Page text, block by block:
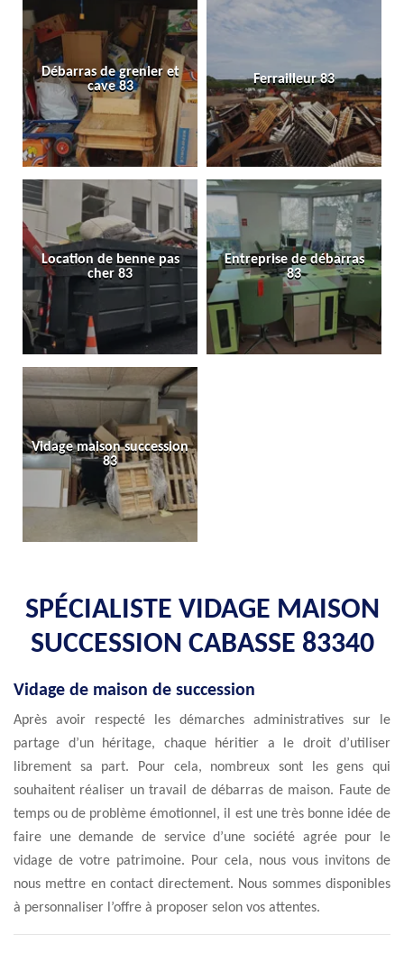
Débarras de grenier et
cave 83
Ferrailleur 83
Location de benne pas
cher 83
Entreprise de débarras
83
Vidage maison succession
83
SPÉCIALISTE VIDAGE MAISON
SUCCESSION CABASSE 83340
Vidage de maison de succession
Après avoir respecté les démarches administratives sur le
partage d’un héritage, chaque héritier a le droit d’utiliser
librement sa part. Pour cela, nombreux sont les gens qui
souhaitent réaliser un travail de débarras de maison. Faute de
temps ou de problème émotionnel, il est une très bonne idée de
faire une demande de service d’une société agrée pour le
vidage de votre patrimoine. Pour cela, nous vous invitons de
nous mettre en contact directement. Nous sommes disponibles
à personnaliser l’offre à proposer selon vos attentes.